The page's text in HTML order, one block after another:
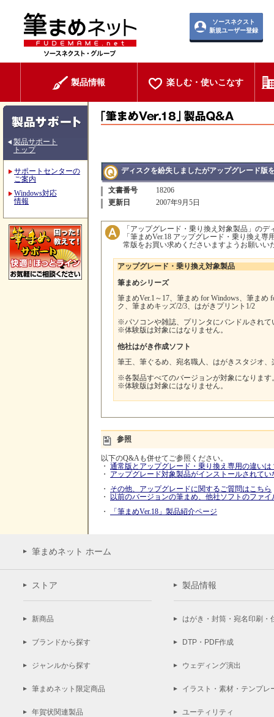
ソースネクスト
新規ユーザー登録
製品情報 楽しむ・使いこなす
製品サポート
トップ
サポートセンターの
ご案内
Windows対応
情報
ディスクを紛失しましたがアップグレード版
文書番号
18206
更新日
2007年9月5日
「アップグレード・乗り換え対象製品」の
「筆まめVer.18 アップグレード・乗り換え
常版をお買い求めくださいますようお願いい
アップグレード・乗り換え対象製品
筆まめシリーズ
筆まめVer.1～17、筆まめ for Windows、筆まめ
ク、筆まめキッズ/2/3、はがきプリント1/2
※パソコンや雑誌、プリンタにバンドルされ
※体験版は対象にはなりません。
他社はがき作成ソフト
筆王、筆ぐるめ、宛名職人、はがきスタジオ
※各製品すべてのバージョンが対象になります
※体験版は対象にはなりません。
参照
以下のQ&Aも併せてご参照ください。
・ 通常版とアップグレード・乗り換え専用の違いは
・ アップグレード対象製品がインストールされて
・ その他、アップグレードに関するご質問はこちら
・
以前のバージョンの筆まめ、他社ソフトのファ
・
「筆まめVer.18」製品紹介ページ
筆まめネット ホーム
ストア
新商品
ブランドから探す
ジャンルから探す
筆まめネット限定商品
年賀状関連製品
製品情報
はがき・封筒・宛名印刷・
DTP・PDF作成
ウェディング演出
イラスト・素材・テンプレ
ユーティリティ